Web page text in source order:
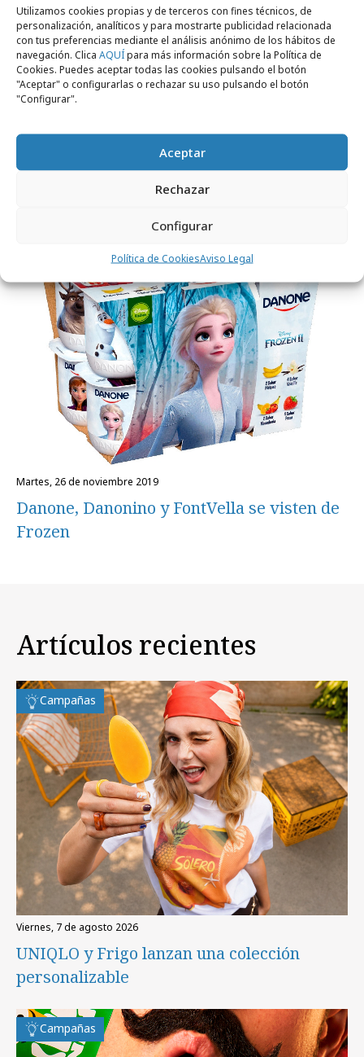
Utilizamos cookies propias y de terceros con fines técnicos, de
personalización, analíticos y para mostrarte publicidad relacionada
con tus preferencias mediante el análisis anónimo de los hábitos de
navegación. Clica AQUÍpara más información sobre la Política de
Cookies. Puedes aceptar todas las cookies pulsando el botón
"Aceptar" o configurarlas o rechazar su uso pulsando el botón
"Configurar".
Aceptar
Rechazar
Configurar
Política de CookiesAviso Legal
FontVella lanza al mercado su agua con gas
martes, 26 de noviembre 2019
Danone, Danonino y FontVella se visten de
Frozen
Artículos recientes
Campañas
viernes, 7 de agosto 2026
UNIQLO y Frigo lanzan una colección
personalizable
Campañas